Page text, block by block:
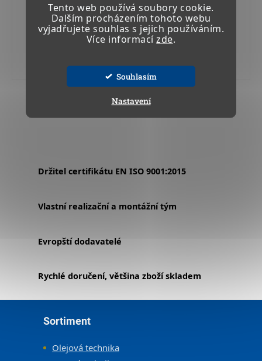
Tento web používá soubory cookie.
Dalším procházením tohoto webu
vyjadřujete souhlas s jejich používáním.
Více informacízde.
Souhlasím
Nastavení
165,41 Kč včetně DPH
136,70 Kč
Ovládací prvky výpisu
položek celkem
Držitel certifikátu EN ISO 9001:2015
Vlastní realizační a montážní tým
Evropští dodavatelé
Rychlé doručení, většina zboží skladem
Sortiment
Olejová technika